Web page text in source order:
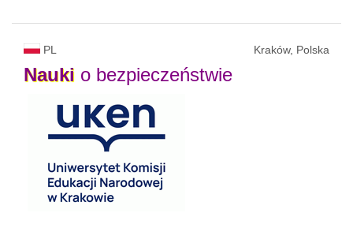
PL Kraków, Polska
Nauki o bezpieczeństwie